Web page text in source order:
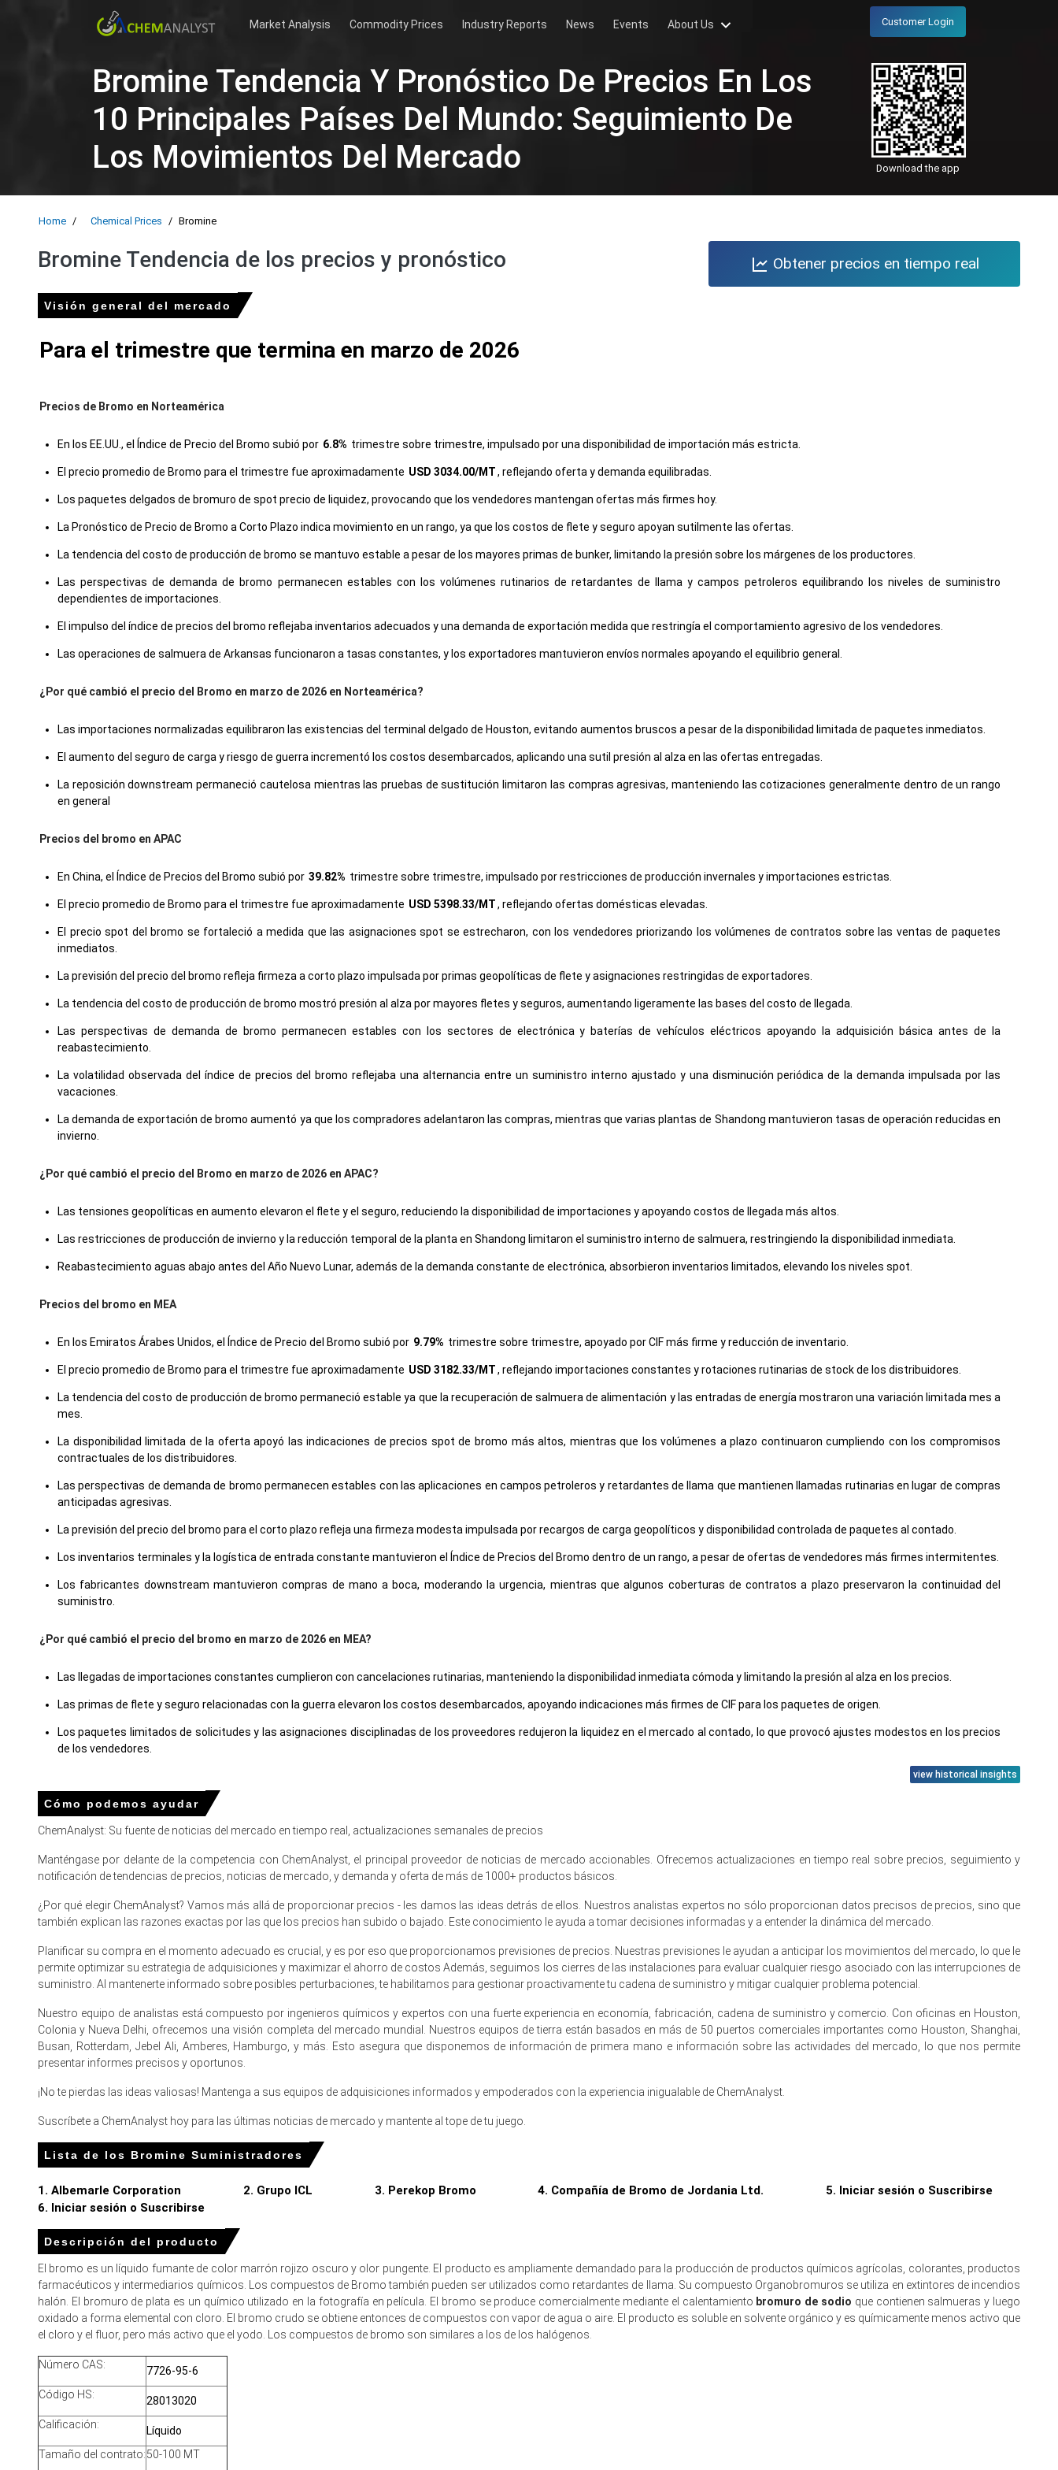
Market Analysis Commodity Prices Industry Reports News Events About Us Customer Login
Bromine Tendencia Y Pronóstico De Precios En Los
10 Principales Países Del Mundo: Seguimiento De
Los Movimientos Del Mercado
Download the app
Home Chemical Prices Bromine
Bromine Tendencia de los precios y pronóstico Obtener precios en tiempo real
Visión general del mercado
Para el trimestre que termina en marzo de 2026
Precios de Bromo en Norteamérica
En los EE.UU., el Índice de Precio del Bromo subió por 6.8% trimestre sobre trimestre, impulsado por una disponibilidad de importación más estricta.
El precio promedio de Bromo para el trimestre fue aproximadamente USD 3034.00/MT, reflejando oferta y demanda equilibradas.
Los paquetes delgados de bromuro de spot precio de liquidez, provocando que los vendedores mantengan ofertas más firmes hoy.
La Pronóstico de Precio de Bromo a Corto Plazo indica movimiento en un rango, ya que los costos de flete y seguro apoyan sutilmente las ofertas.
La tendencia del costo de producción de bromo se mantuvo estable a pesar de los mayores primas de bunker, limitando la presión sobre los márgenes de los productores.
Las perspectivas de demanda de bromo permanecen estables con los volúmenes rutinarios de retardantes de llama y campos petroleros equilibrando los niveles de suministro
dependientes de importaciones.
El impulso del índice de precios del bromo reflejaba inventarios adecuados y una demanda de exportación medida que restringía el comportamiento agresivo de los vendedores.
Las operaciones de salmuera de Arkansas funcionaron a tasas constantes, y los exportadores mantuvieron envíos normales apoyando el equilibrio general.
¿Por qué cambió el precio del Bromo en marzo de 2026 en Norteamérica?
Las importaciones normalizadas equilibraron las existencias del terminal delgado de Houston, evitando aumentos bruscos a pesar de la disponibilidad limitada de paquetes inmediatos.
El aumento del seguro de carga y riesgo de guerra incrementó los costos desembarcados, aplicando una sutil presión al alza en las ofertas entregadas.
La reposición downstream permaneció cautelosa mientras las pruebas de sustitución limitaron las compras agresivas, manteniendo las cotizaciones generalmente dentro de un rango
en general
Precios del bromo en APAC
En China, el Índice de Precios del Bromo subió por 39.82% trimestre sobre trimestre, impulsado por restricciones de producción invernales y importaciones estrictas.
El precio promedio de Bromo para el trimestre fue aproximadamente USD 5398.33/MT, reflejando ofertas domésticas elevadas.
El precio spot del bromo se fortaleció a medida que las asignaciones spot se estrecharon, con los vendedores priorizando los volúmenes de contratos sobre las ventas de paquetes
inmediatos.
La previsión del precio del bromo refleja firmeza a corto plazo impulsada por primas geopolíticas de flete y asignaciones restringidas de exportadores.
La tendencia del costo de producción de bromo mostró presión al alza por mayores fletes y seguros, aumentando ligeramente las bases del costo de llegada.
Las perspectivas de demanda de bromo permanecen estables con los sectores de electrónica y baterías de vehículos eléctricos apoyando la adquisición básica antes de la
reabastecimiento.
La volatilidad observada del índice de precios del bromo reflejaba una alternancia entre un suministro interno ajustado y una disminución periódica de la demanda impulsada por las
vacaciones.
La demanda de exportación de bromo aumentó ya que los compradores adelantaron las compras, mientras que varias plantas de Shandong mantuvieron tasas de operación reducidas en
invierno.
¿Por qué cambió el precio del Bromo en marzo de 2026 en APAC?
Las tensiones geopolíticas en aumento elevaron el flete y el seguro, reduciendo la disponibilidad de importaciones y apoyando costos de llegada más altos.
Las restricciones de producción de invierno y la reducción temporal de la planta en Shandong limitaron el suministro interno de salmuera, restringiendo la disponibilidad inmediata.
Reabastecimiento aguas abajo antes del Año Nuevo Lunar, además de la demanda constante de electrónica, absorbieron inventarios limitados, elevando los niveles spot.
Precios del bromo en MEA
En los Emiratos Árabes Unidos, el Índice de Precio del Bromo subió por 9.79% trimestre sobre trimestre, apoyado por CIF más firme y reducción de inventario.
El precio promedio de Bromo para el trimestre fue aproximadamente USD 3182.33/MT, reflejando importaciones constantes y rotaciones rutinarias de stock de los distribuidores.
La tendencia del costo de producción de bromo permaneció estable ya que la recuperación de salmuera de alimentación y las entradas de energía mostraron una variación limitada mes a
mes.
La disponibilidad limitada de la oferta apoyó las indicaciones de precios spot de bromo más altos, mientras que los volúmenes a plazo continuaron cumpliendo con los compromisos
contractuales de los distribuidores.
Las perspectivas de demanda de bromo permanecen estables con las aplicaciones en campos petroleros y retardantes de llama que mantienen llamadas rutinarias en lugar de compras
anticipadas agresivas.
La previsión del precio del bromo para el corto plazo refleja una firmeza modesta impulsada por recargos de carga geopolíticos y disponibilidad controlada de paquetes al contado.
Los inventarios terminales y la logística de entrada constante mantuvieron el Índice de Precios del Bromo dentro de un rango, a pesar de ofertas de vendedores más firmes intermitentes.
Los fabricantes downstream mantuvieron compras de mano a boca, moderando la urgencia, mientras que algunos coberturas de contratos a plazo preservaron la continuidad del
suministro.
¿Por qué cambió el precio del bromo en marzo de 2026 en MEA?
Las llegadas de importaciones constantes cumplieron con cancelaciones rutinarias, manteniendo la disponibilidad inmediata cómoda y limitando la presión al alza en los precios.
Las primas de flete y seguro relacionadas con la guerra elevaron los costos desembarcados, apoyando indicaciones más firmes de CIF para los paquetes de origen.
Los paquetes limitados de solicitudes y las asignaciones disciplinadas de los proveedores redujeron la liquidez en el mercado al contado, lo que provocó ajustes modestos en los precios
de los vendedores.
El Índice de Precio del Bromo en Europa se mantuvo en gran medida estable durante el primer trimestre de 2026, apoyado por un suministro equilibrado, una adquisición predecible basada
en contratos y una actividad en la downstream estable pero poco espectacular.
Los movimientos del precio spot del bromo fueron suaves ya que la mayoría de los volúmenes continuaron fluyendo bajo acuerdos a largo plazo, limitando la volatilidad del mercado spot.
campos petroleros se mantuvo estable, formando una Perspectiva de Demanda de Bromo neutral a suave.
volatilidad anterior.
La Pronóstico del Precio del Bromo para principios de 2026 señalaba un potencial de alza moderado impulsado por ciclos de reabastecimiento, aunque las ganancias estaban limitadas
Los compradores dependientes de importaciones en Europa Central y del Este reportaron disponibilidad adecuada de Israel y los Estados Unidos, limitando aún más la presión al alza
sobre el Índice de Precios regional.
El Índice de Precios bajó ligeramente en diciembre ya que los distribuidores y compuestos participaron en la reducción de inventario de fin de año para reducir la exposición del inventario
Los costos de energía y materias primas planos aguas arriba mantuvieron la Tendencia de Costo de Producción de Bromo estable, sin ofrecer apoyo de impulso de costos para precios
La disminución de la demanda estacional en electrónica, polímeros de construcción y compuestos automotrices suavizó las Perspectivas de Demanda de Bromo, reduciendo la actividad
Para el trimestre que termina en diciembre de 2025
Norteamérica
• En EE. UU., el Índice de Precio del Bromo subió en un 8.6% trimestre a trimestre, reflejando dinámicas de demanda aguas abajo más fuertes.
• El precio promedio de Bromo para el trimestre fue aproximadamente USD 2840.00/MT, apoyado por importaciones constantes.
• La estabilidad de los insumos de energía y materia prima mantuvo la Tendencia de Costo de Producción de Bromo silenciosa, limitando la presión de aumento de costos.
view historical insights
Cómo podemos ayudar
ChemAnalyst: Su fuente de noticias del mercado en tiempo real, actualizaciones semanales de precios
Manténgase por delante de la competencia con ChemAnalyst, el principal proveedor de noticias de mercado accionables. Ofrecemos actualizaciones en tiempo real sobre precios, seguimiento y
notificación de tendencias de precios, noticias de mercado, y demanda y oferta de más de 1000+ productos básicos.
¿Por qué elegir ChemAnalyst? Vamos más allá de proporcionar precios - les damos las ideas detrás de ellos. Nuestros analistas expertos no sólo proporcionan datos precisos de precios, sino que
también explican las razones exactas por las que los precios han subido o bajado. Este conocimiento le ayuda a tomar decisiones informadas y a entender la dinámica del mercado.
Planificar su compra en el momento adecuado es crucial, y es por eso que proporcionamos previsiones de precios. Nuestras previsiones le ayudan a anticipar los movimientos del mercado, lo que le
permite optimizar su estrategia de adquisiciones y maximizar el ahorro de costos Además, seguimos los cierres de las instalaciones para evaluar cualquier riesgo asociado con las interrupciones de
suministro. Al mantenerte informado sobre posibles perturbaciones, te habilitamos para gestionar proactivamente tu cadena de suministro y mitigar cualquier problema potencial.
Nuestro equipo de analistas está compuesto por ingenieros químicos y expertos con una fuerte experiencia en economía, fabricación, cadena de suministro y comercio. Con oficinas en Houston,
Colonia y Nueva Delhi, ofrecemos una visión completa del mercado mundial. Nuestros equipos de tierra están basados en más de 50 puertos comerciales importantes como Houston, Shanghai,
Busan, Rotterdam, Jebel Ali, Amberes, Hamburgo, y más. Esto asegura que disponemos de información de primera mano e información sobre las actividades del mercado, lo que nos permite
presentar informes precisos y oportunos.
¡No te pierdas las ideas valiosas! Mantenga a sus equipos de adquisiciones informados y empoderados con la experiencia inigualable de ChemAnalyst.
Suscríbete a ChemAnalyst hoy para las últimas noticias de mercado y mantente al tope de tu juego.
Lista de los Bromine Suministradores
1. Albemarle Corporation 2. Grupo ICL 3. Perekop Bromo 4. Compañía de Bromo de Jordania Ltd.
5. Iniciar sesión o Suscribirse
6. Iniciar sesión o Suscribirse
Descripción del producto
El bromo es un líquido fumante de color marrón rojizo oscuro y olor pungente. El producto es ampliamente demandado para la producción de productos químicos agrícolas, colorantes, productos
farmacéuticos y intermediarios químicos. Los compuestos de Bromo también pueden ser utilizados como retardantes de llama. Su compuesto Organobromuros se utiliza en extintores de incendios
halón. El bromuro de plata es un químico utilizado en la fotografía en película. El bromo se produce comercialmente mediante el calentamiento bromuro de sodio que contienen salmueras y luego
oxidado a forma elemental con cloro. El bromo crudo se obtiene entonces de compuestos con vapor de agua o aire. El producto es soluble en solvente orgánico y es químicamente menos activo que
el cloro y el fluor, pero más activo que el yodo. Los compuestos de bromo son similares a los de los halógenos.
Número CAS:
7726-95-6
Código HS:
28013020
Calificación:
Líquido
Tamaño del contrato:50-100 MT